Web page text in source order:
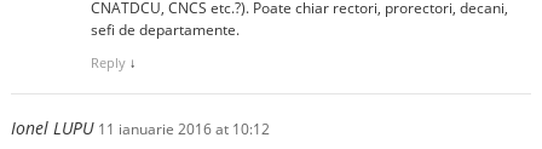
CNATDCU, CNCS etc.?). Poate chiar rectori, prorectori, decani,
sefi de departamente.
Reply ↓
Ionel LUPU 11 ianuarie 2016 at 10:12